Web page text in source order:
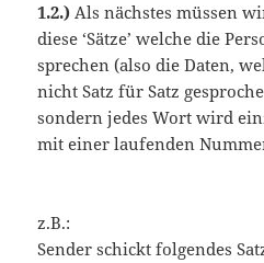
1.2.) Als nächstes müssen
diese ‘Sätze’ welche die
sprechen (also die Daten,
nicht Satz für Satz
sondern jedes Wort wird
mit einer laufenden
z.B.:
Sender schickt folgendes